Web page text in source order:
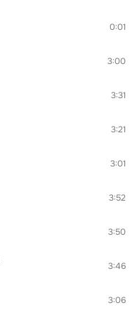
0:01
3:00
3:31
3:21
3:01
3:52
3:50
3:46
3:06